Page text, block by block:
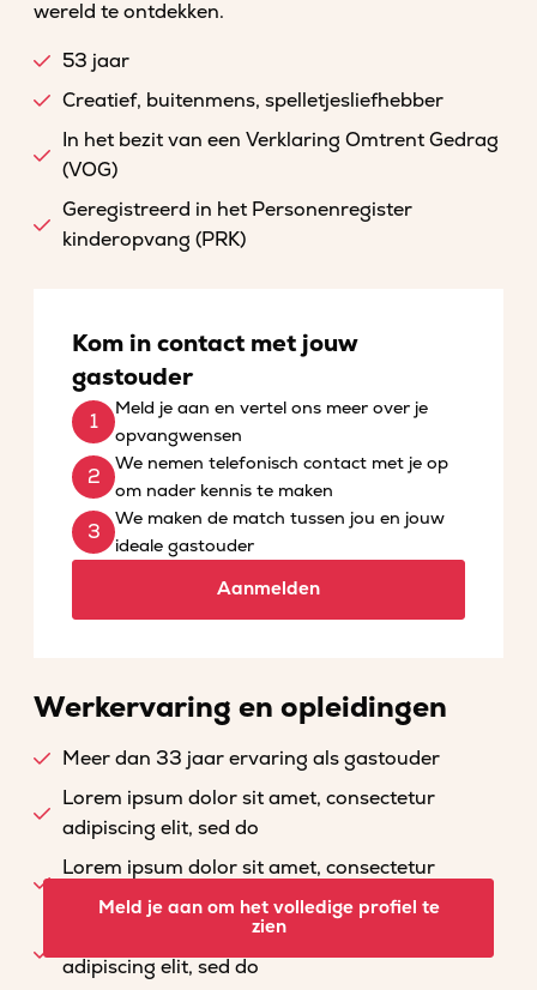
wereld te ontdekken.
53 jaar
Creatief, buitenmens, spelletjesliefhebber
In het bezit van een Verklaring Omtrent Gedrag
(VOG)
Geregistreerd in het Personenregister
kinderopvang (PRK)
Kom in contact met jouw
gastouder
Meld je aan en vertel ons meer over je
opvangwensen
We nemen telefonisch contact met je op
om nader kennis te maken
We maken de match tussen jou en jouw
ideale gastouder
Aanmelden
Werkervaring en opleidingen
Meer dan 33 jaar ervaring als gastouder
Lorem ipsum dolor sit amet, consectetur
adipiscing elit, sed do
Lorem ipsum dolor sit amet, consectetur
adipiscing elit, sed do
Lorem ipsum dolor sit amet, consectetur
adipiscing elit, sed do
Meld je aan om het volledige profiel te
zien